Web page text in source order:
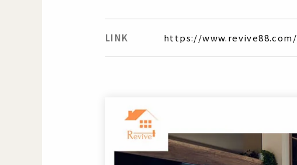
LINK https://www.revive88.com/